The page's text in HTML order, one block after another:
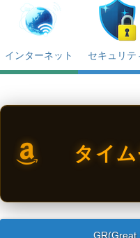
インターネット セキュリテ
タイム
GR(Great